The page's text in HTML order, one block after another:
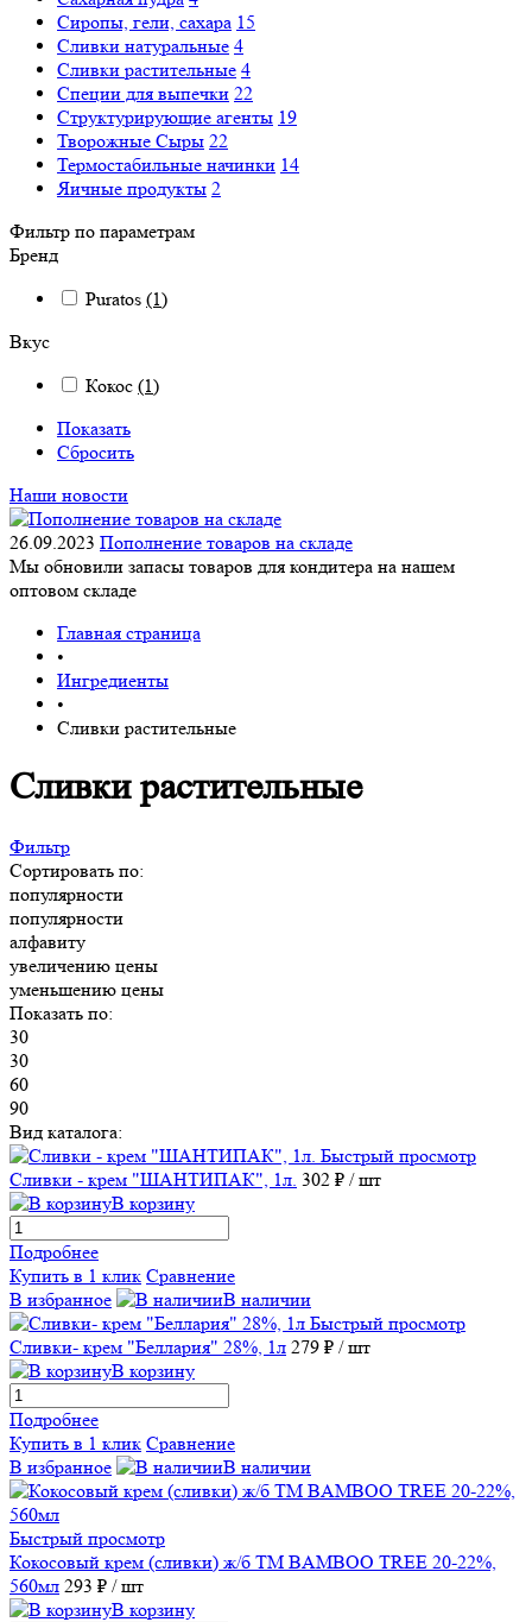
Сиропы, гели, сахара 15
Сливки натуральные 4
Сливки растительные 4
Специи для выпечки 22
Структурирующие агенты 19
Творожные Сыры 22
Термостабильные начинки 14
Яичные продукты 2
Фильтр по параметрам
Бренд
Puratos (1)
Вкус
Кокос (1)
Показать
Сбросить
Наши новости
26.09.2023 Пополнение товаров на складе
Мы обновили запасы товаров для кондитера на нашем
оптовом складе
Главная страница
•
Ингредиенты
•
Сливки растительные
Сливки растительные
Фильтр
Сортировать по:
популярности
популярности
алфавиту
увеличению цены
уменьшению цены
Показать по:
30
30
60
90
Вид каталога:
Быстрый просмотр
Сливки - крем "ШАНТИПАК", 1л. 302 ₽ / шт
В корзину
Подробнее
Купить в 1 клик Сравнение
В избранное
В наличии
Быстрый просмотр
Сливки- крем "Беллария" 28%, 1л 279 ₽ / шт
В корзину
Подробнее
Купить в 1 клик Сравнение
В избранное
В наличии
Быстрый просмотр
Кокосовый крем (сливки) ж/б TM BAMBOO TREE 20-22%,
560мл 293 ₽ / шт
В корзину